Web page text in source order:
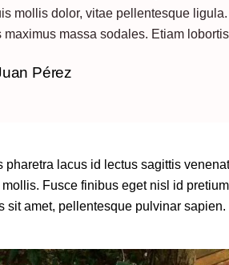
mollis dolor, vitae pellentesque
maximus massa sodales. Etiam
Pérez
pharetra lacus id lectus sagittis
mollis. Fusce finibus eget nisl id
sit amet, pellentesque pulvinar sapien.